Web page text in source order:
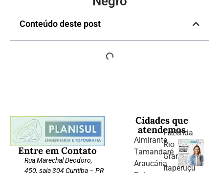
Conteúdo deste post
Entre em Contato
Rua Marechal Deodoro,
450, sala 304 Curitiba – PR
Cidades que
atendemos
Almirante
Tamandaré
Araucária
Fazenda
Rio
Grande
Itaperuçu